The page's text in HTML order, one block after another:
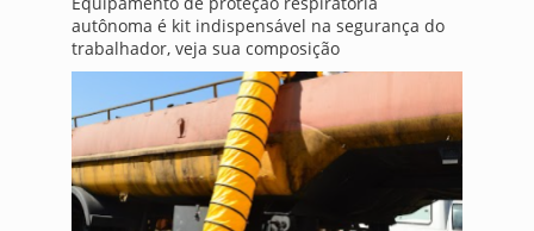
autônoma é kit indispensável na segurança do
trabalhador, veja sua composição